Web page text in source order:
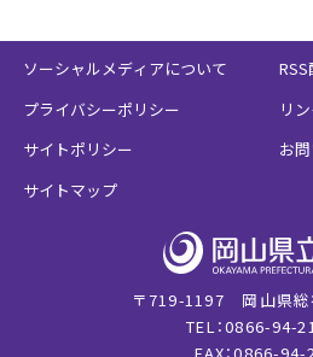
ソーシャルメディアについて
プライバシーポリシー
サイトポリシー
サイトマップ
リ
お
〒719-1197 岡山県総
TEL：0866-94-